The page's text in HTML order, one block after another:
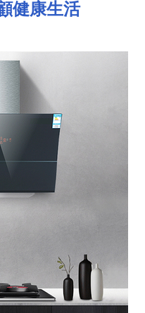
健康生活